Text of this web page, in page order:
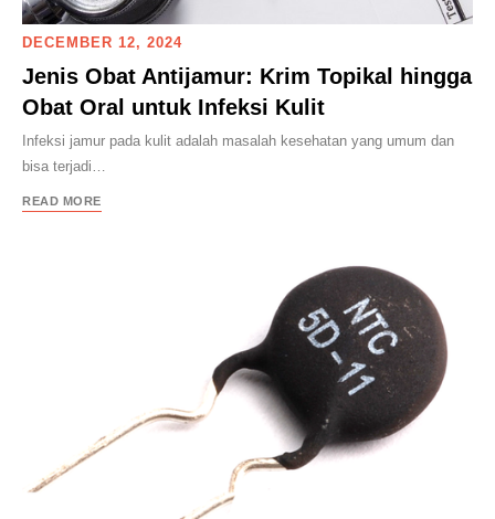
DECEMBER 12, 2024
Jenis Obat Antijamur: Krim Topikal hingga
Obat Oral untuk Infeksi Kulit
Infeksi jamur pada kulit adalah masalah kesehatan yang umum dan
bisa terjadi…
READ MORE